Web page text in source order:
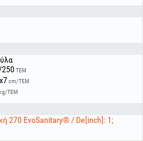
ΤΕΜ
cm/ΤΕΜ
kg/ΤΕΜ
270 EvoSanitary® / De[inch]: 1;